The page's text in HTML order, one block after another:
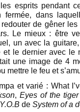
esprits pendant
fermée, dans
de gêner
Le mieux : être
un avec la
et le dernier avec le
une image de 4
mettre le feu et
et varié : What
, Eyes of the tiger
de System of a